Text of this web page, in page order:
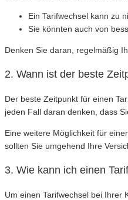
Ein Tarifwechsel kann zu
Sie könnten auch von
Denken Sie daran, regelmäßig
2. Wann ist der beste
Der beste Zeitpunkt für einen
jeden Fall daran denken, dass
Eine weitere Möglichkeit für
sollten Sie umgehend Ihre
3. Wie kann ich einen
Um einen Tarifwechsel bei Ihrer